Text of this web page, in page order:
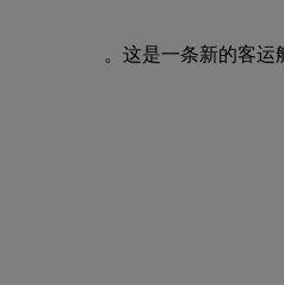
这是一条新的客运